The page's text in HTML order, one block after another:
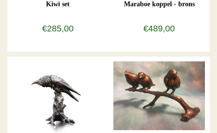
Kiwi set
€285,00
Maraboe koppel - brons
€489,00